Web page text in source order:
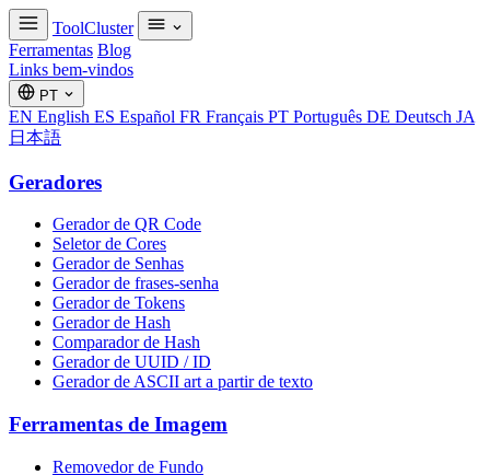
ToolCluster
Ferramentas Blog
Links bem-vindos
PT
EN English ES Español FR Français PT Português DE Deutsch JA
日本語
Geradores
Gerador de QR Code
Seletor de Cores
Gerador de Senhas
Gerador de frases-senha
Gerador de Tokens
Gerador de Hash
Comparador de Hash
Gerador de UUID / ID
Gerador de ASCII art a partir de texto
Ferramentas de Imagem
Removedor de Fundo